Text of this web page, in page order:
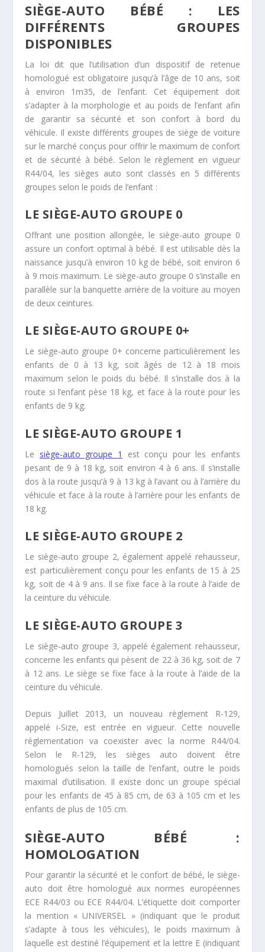
SIÈGE-AUTO BÉBÉ : LES
DIFFÉRENTS GROUPES
DISPONIBLES
La loi dit que l’utilisation d’un dispositif de retenue
homologué est obligatoire jusqu’à l’âge de 10 ans, soit
à environ 1m35, de l’enfant. Cet équipement doit
s’adapter à la morphologie et au poids de l’enfant afin
de garantir sa sécurité et son confort à bord du
véhicule. Il existe différents groupes de siège de voiture
sur le marché conçus pour offrir le maximum de confort
et de sécurité à bébé. Selon le règlement en vigueur
R44/04, les sièges auto sont classés en 5 différents
groupes selon le poids de l’enfant :
LE SIÈGE-AUTO GROUPE 0
Offrant une position allongée, le siège-auto groupe 0
assure un confort optimal à bébé. Il est utilisable dès la
naissance jusqu’à environ 10 kg de bébé, soit environ 6
à 9 mois maximum. Le siège-auto groupe 0 s’installe en
parallèle sur la banquette arrière de la voiture au moyen
de deux ceintures.
LE SIÈGE-AUTO GROUPE 0+
Le siège-auto groupe 0+ concerne particulièrement les
enfants de 0 à 13 kg, soit âgés de 12 à 18 mois
maximum selon le poids du bébé. Il s’installe dos à la
route si l’enfant pèse 18 kg, et face à la route pour les
enfants de 9 kg.
LE SIÈGE-AUTO GROUPE 1
Le siège-auto groupe 1
est conçu pour les enfants
pesant de 9 à 18 kg, soit environ 4 à 6 ans. Il s’installe
dos à la route jusqu’à 9 à 13 kg à l’avant ou à l’arrière du
véhicule et face à la route à l’arrière pour les enfants de
18 kg.
LE SIÈGE-AUTO GROUPE 2
Le siège-auto groupe 2, également appelé rehausseur,
est particulièrement conçu pour les enfants de 15 à 25
kg, soit de 4 à 9 ans. Il se fixe face à la route à l’aide de
la ceinture du véhicule.
LE SIÈGE-AUTO GROUPE 3
Le siège-auto groupe 3, appelé également rehausseur,
concerne les enfants qui pèsent de 22 à 36 kg, soit de 7
à 12 ans. Le siège se fixe face à la route à l’aide de la
ceinture du véhicule.
Depuis Juillet 2013, un nouveau règlement R-129,
appelé i-Size, est entrée en vigueur. Cette nouvelle
réglementation va coexister avec la norme R44/04.
Selon le R-129, les sièges auto doivent être
homologués selon la taille de l’enfant, outre le poids
maximal d’utilisation. Il existe donc un groupe spécial
pour les enfants de 45 à 85 cm, de 63 à 105 cm et les
enfants de plus de 105 cm.
SIÈGE-AUTO BÉBÉ :
HOMOLOGATION
Pour garantir la sécurité et le confort de bébé, le siège-
auto doit être homologué aux normes européennes
ECE R44/03 ou ECE R44/04. L’étiquette doit comporter
la mention « UNIVERSEL » (indiquant que le produit
s’adapte à tous les véhicules), le poids maximum à
laquelle est destiné l’équipement et la lettre E (indiquant